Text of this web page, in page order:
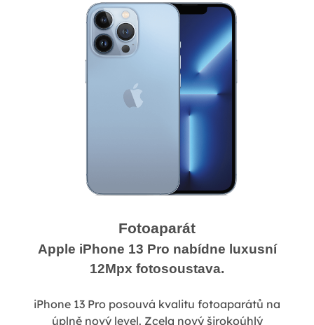
Fotoaparát
Apple iPhone 13 Pro nabídne luxusní
12Mpx fotosoustava.
iPhone 13 Pro posouvá kvalitu fotoaparátů na
úplně nový level. Zcela nový širokoúhlý